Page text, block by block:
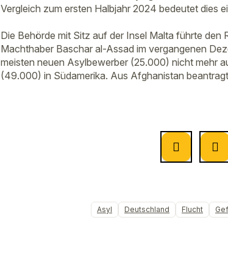
Vergleich zum ersten Halbjahr 2024 bedeutet dies
Die Behörde mit Sitz auf der Insel Malta führte
Machthaber Baschar al-Assad im vergangenen
meisten neuen Asylbewerber (25.000) nicht mehr
(49.000) in Südamerika. Aus Afghanistan
Asyl Deutschland Flucht